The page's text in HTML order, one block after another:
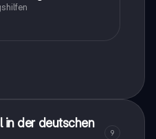
in der deutschen
9